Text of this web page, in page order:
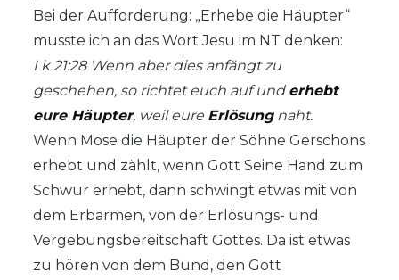
Bei der Aufforderung: „Erhebe die Häupter“
musste ich an das Wort Jesu im NT denken:
Lk 21:28 Wenn aber dies anfängt zu
geschehen, so richtet euch auf und erhebt
eure Häupter, weil eure Erlösungnaht.
Wenn Mose die Häupter der Söhne Gerschons
erhebt und zählt, wenn Gott Seine Hand zum
Schwur erhebt, dann schwingt etwas mit von
dem Erbarmen, von der Erlösungs- und
Vergebungsbereitschaft Gottes. Da ist etwas
zu hören von dem Bund, den Gott